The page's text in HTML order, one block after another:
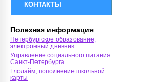
КОНТАКТЫ
Полезная информация
Петербургское образование,
электронный дневник
Управление социального питания
Санкт-Петербурга
Глолайм, пополнение школьной
карты